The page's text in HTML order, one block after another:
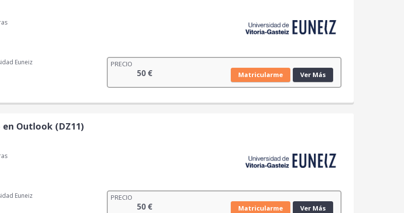
Euneiz PRECIO
50 € Matricularme Ver Más
Outlook (DZ11)
Euneiz PRECIO
50 € Matricularme Ver Más